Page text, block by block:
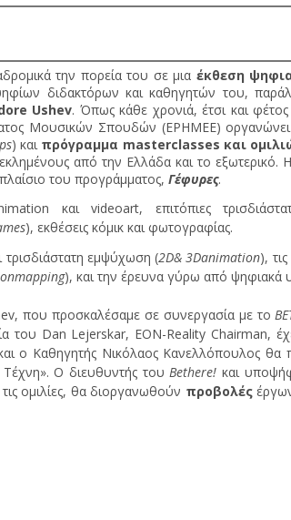
την πορεία του σε μια έκθεση
διδακτόρων και καθηγητών του,
Ushev. Όπως κάθε χρονιά, έτσι και
Μουσικών Σπουδών (ΕΡΗΜΕΕ) οργανώνει
) και πρόγραμμα masterclasses και
από την Ελλάδα και το εξωτερικό.
του προγράμματος, Γέφυρες.
και videoart, επιτόπιες
), εκθέσεις κόμικ και φωτογραφίας.
τρισδιάστατη εμψύχωση (2D& 3Danimation),
), και την έρευνα γύρω από ψηφιακά
που προσκαλέσαμε σε συνεργασία με το
του Dan Lejerskar, EON-Reality Chairman,
ο Καθηγητής Νικόλαος Κανελλόπουλος θα
Τέχνη». O διευθυντής τουBethere! και
ομιλίες, θα διοργανωθούν προβολέςέργων